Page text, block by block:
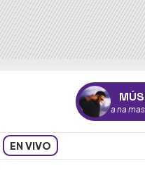
"Una na mas"—
EN VIVO